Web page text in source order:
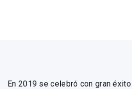
En 2019 se celebró con gran